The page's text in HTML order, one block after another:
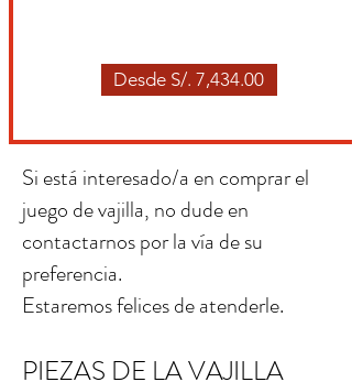
Desde S/. 7,434.00
Si está interesado/a en comprar el
juego de vajilla, no dude en
contactarnos por la vía de su
preferencia.
Estaremos felices de atenderle.
PIEZAS DE LA VAJILLA